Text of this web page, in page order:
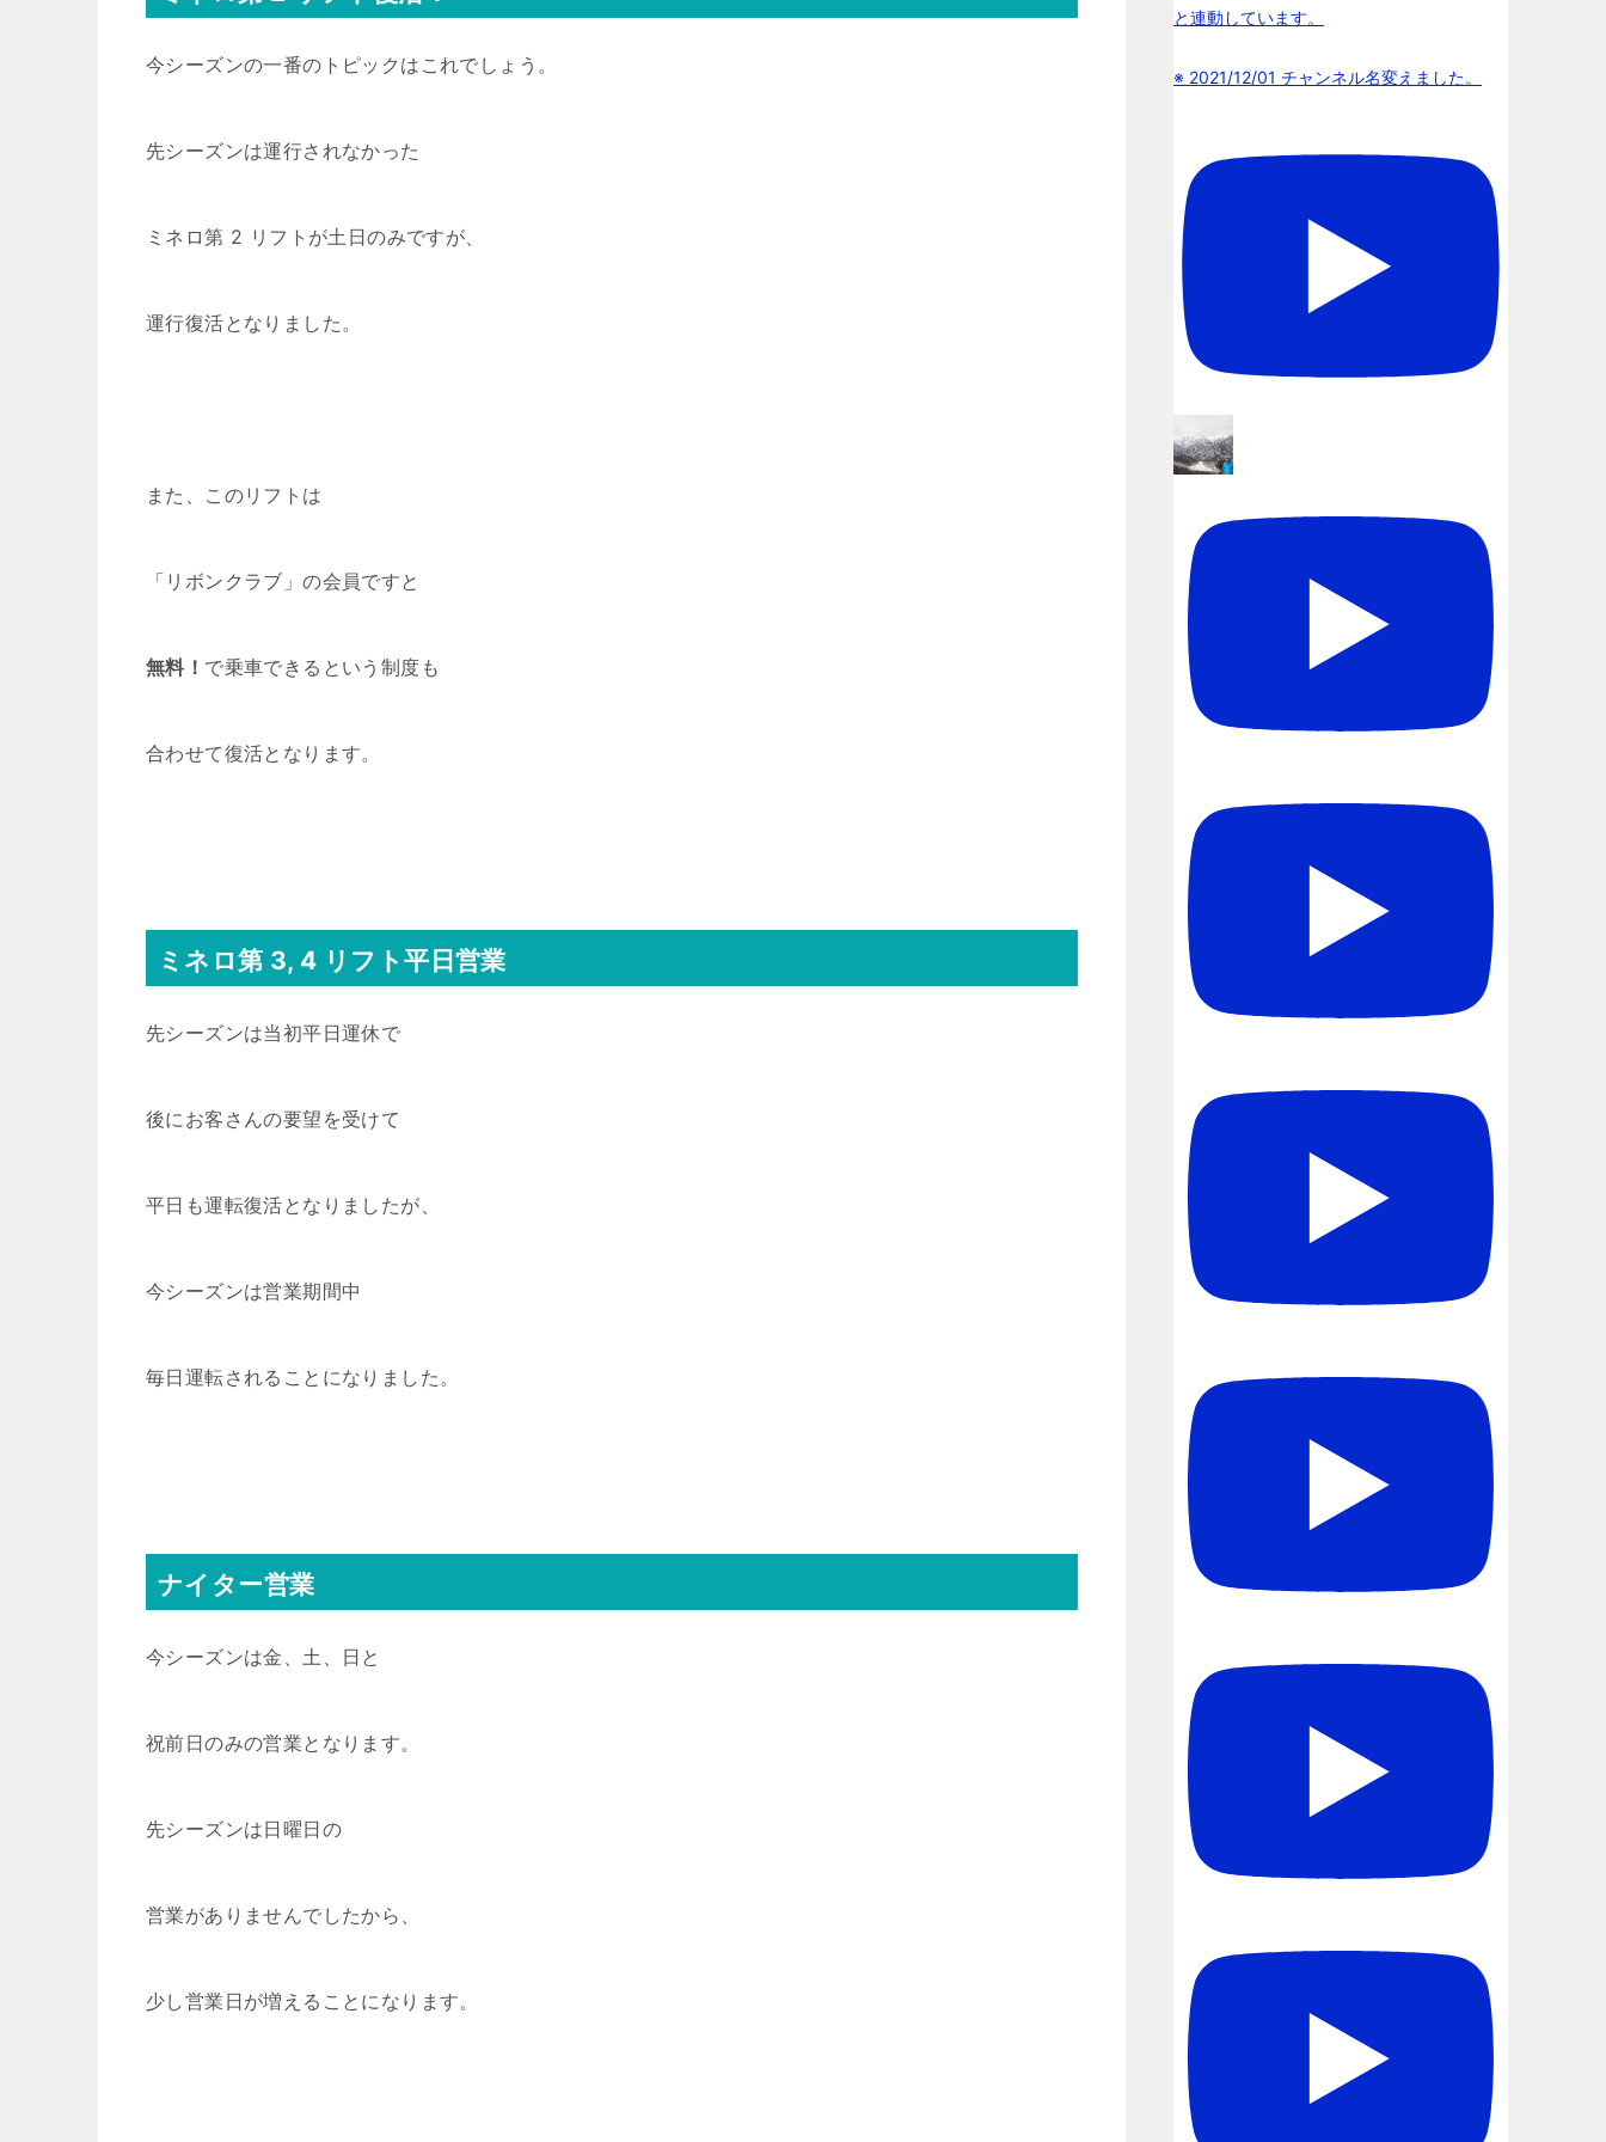
今シーズンの一番のトピックはこれでしょう。
先シーズンは運行されなかった
ミネロ第 2 リフトが土日のみですが、
運行復活となりました。
また、このリフトは
「リボンクラブ」の会員ですと
無料！ で乗車できるという制度も
合わせて復活となります。
ミネロ第 3, 4 リフト平日営業
先シーズンは当初平日運休で
後にお客さんの要望を受けて
平日も運転復活となりましたが、
今シーズンは営業期間中
毎日運転されることになりました。
ナイター営業
今シーズンは金、土、日と
祝前日のみの営業となります。
先シーズンは日曜日の
営業がありませんでしたから、
少し営業日が増えることになります。
と連動しています。
※ 2021/12/01 チャンネル名変えました。